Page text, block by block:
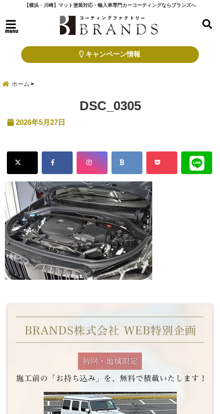
【横浜・川崎】マット塗装対応・輸入車専門カーコーティングならブランズへ
menu
キャンペーン情報
ホーム
DSC_0305
2026年5月27日